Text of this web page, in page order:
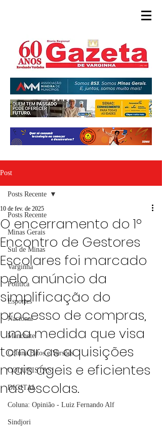
Post
Posts Recente
Minas Gerais
Sul de Minas
Varginha
Política
Esportes
Nacional
Manchete
Coluna Fatos e Versões
COLUNISTAS
DIGITAL
Coluna: Opinião - Luiz Fernando Alf
Sindjori
Posts Recente
O encerramento do 1º
Encontro de Gestores
Escolares foi marcado
pelo anúncio da
simplificação do
processo de compras,
uma medida que visa
tornar as aquisições
mais ágeis e eficientes
nas escolas.
10 de fev. de 2025